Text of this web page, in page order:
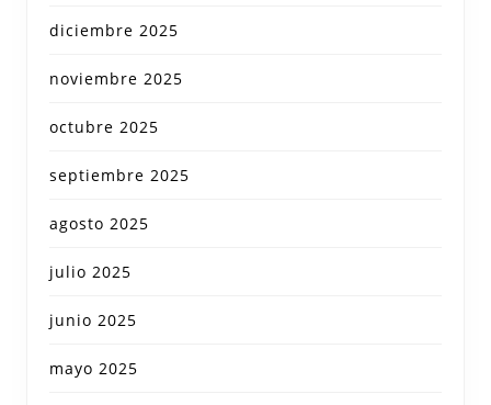
diciembre 2025
noviembre 2025
octubre 2025
septiembre 2025
agosto 2025
julio 2025
junio 2025
mayo 2025